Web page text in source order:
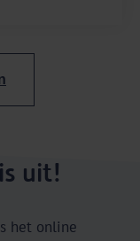
uit!
het online